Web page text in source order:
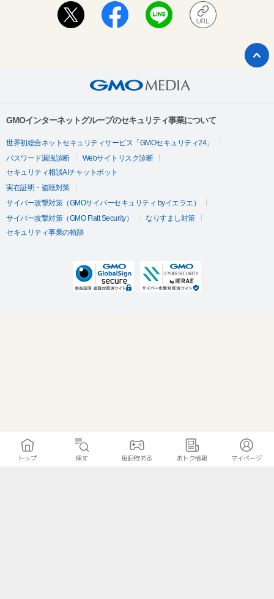
GMOインターネットグループのセキュリティ事業について
世界初総合ネットセキュリティサービス「GMOセキュリティ24」
パスワード漏洩診断
Webサイトリスク診断
セキュリティ相談AIチャットボット
実在証明・盗聴対策
サイバー攻撃対策（GMOサイバーセキュリティ byイエラエ）
サイバー攻撃対策（GMO Flatt Security）
なりすまし対策
セキュリティ事業の軌跡
トップ 探す 毎日貯める おトク情報 マイページ